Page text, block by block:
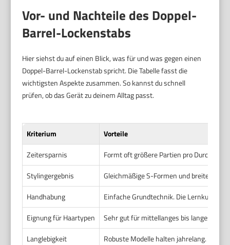
Vor- und Nachteile des Doppel-
Barrel-Lockenstabs
Hier siehst du auf einen Blick, was für und was gegen einen
Doppel-Barrel-Lockenstab spricht. Die Tabelle fasst die
wichtigsten Aspekte zusammen. So kannst du schnell
prüfen, ob das Gerät zu deinem Alltag passt.
Kriterium
Vorteile
Zeitersparnis
Formt oft größere Partien pro
Stylingergebnis
Gleichmäßige S-Formen und breite
Handhabung
Einfache Grundtechnik. Die Lernkurve
Eignung für Haartypen
Sehr gut für mittellanges bis langes
Langlebigkeit
Robuste Modelle halten jahrelang.